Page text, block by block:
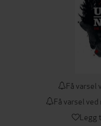
Få varsel
Få varsel
Legg